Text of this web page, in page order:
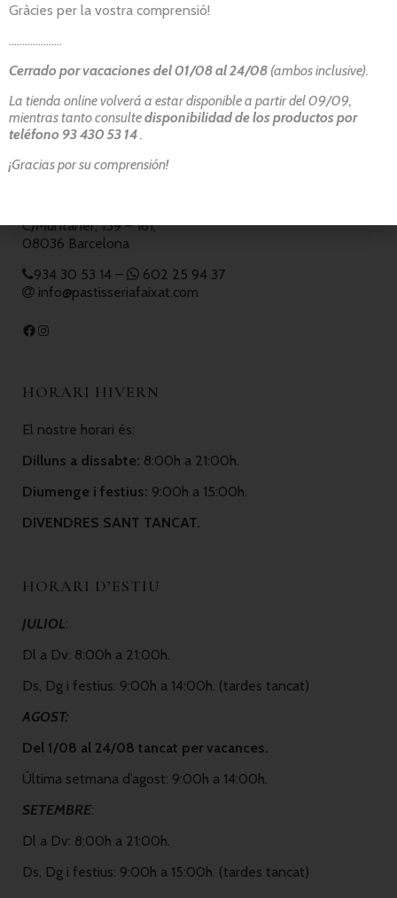
Informació basada en el Reglament (UE) 1169/2011:
processos de producció es manipulen tot tipus d’aliments. Si
necessita una dieta especial, si us plau contacti amb el nostre
personal.
CONTACTE
C/Muntaner, 159 – 161,
08036 Barcelona
934 30 53 14 –
602 25 94 37
info@pastisseriafaixat.com
HORARI HIVERN
El nostre horari és:
Dilluns a dissabte: 8:00h a 21:00h.
Diumenge i festius: 9:00h a 15:00h.
DIVENDRES SANT TANCAT.
HORARI D’ESTIU
JULIOL:
Dl a Dv: 8:00h a 21:00h.
Ds, Dg i festius: 9:00h a 14:00h. (tardes tancat)
AGOST:
Del 1/08 al 24/08 tancat per vacances.
Última setmana d’agost: 9:00h a 14:00h.
SETEMBRE:
Dl a Dv: 8:00h a 21:00h.
Ds, Dg i festius: 9:00h a 15:00h. (tardes tancat)
Gràcies per la vostra comprensió!
………………..
Cerrado por vacaciones del 01/08 al 24/08 (ambos inclusive).
La tienda online volverá a estar disponible a partir del 09/09,
mientras tanto consultedisponibilidad de los productos por
teléfono 93 430 53 14.
¡Gracias por su comprensión!